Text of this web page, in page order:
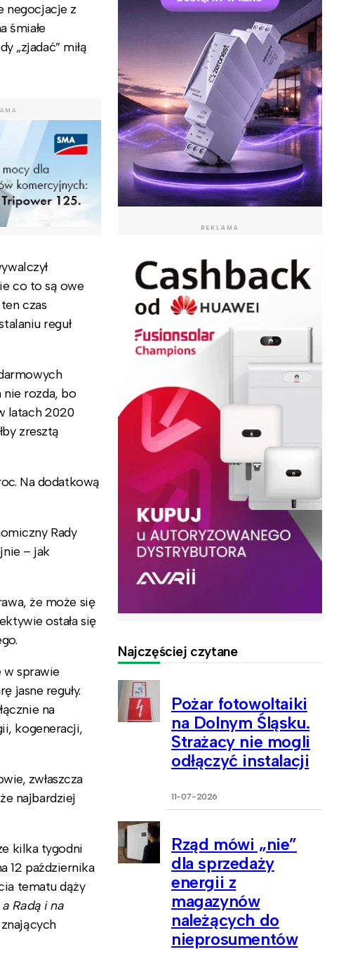
negocjacje z
śmiałe
„zjadać” miłą
co to są owe
czas
reguł
nie rozda, bo
latach 2020
zresztą
Na dodatkową
Rady
– jak
że może się
ostała się
w sprawie
jasne reguły.
na
kogeneracji,
zwłaszcza
najbardziej
kilka tygodni
12 października
tematu dąży
Radą i na
REKLAMA
Najczęściej czytane
Pożar fotowoltaiki
na Dolnym Śląsku.
Strażacy nie mogli
odłączyć instalacji
11-07-2026
Rząd mówi „nie”
dla sprzedaży
energii z
magazynów
należących do
nieprosumentów